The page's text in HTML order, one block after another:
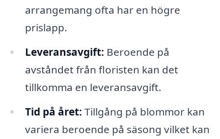
arrangemang ofta har en högre
prislapp.
Leveransavgift: Beroende på
avståndet från floristen kan det
tillkomma en leveransavgift.
Tid på året: Tillgång på blommor kan
variera beroende på säsong vilket kan